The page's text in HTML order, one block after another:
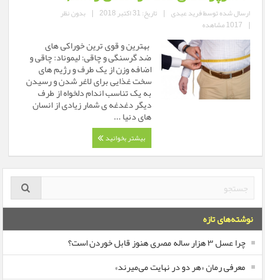
ارسال شده توسطفرید عبدی | تاریخ: 31 اکتبر 2018 | بدون نظر
| 1017 مشاهده
بهترین و قوی ترین خوراکی های
ضد گرسنگی و چاقی: لیموناد: چاقی و
اضافه وزن از یک طرف و رژیم های
سخت غذایی برای لاغر شدن و رسیدن
به یک تناسب اندام دلخواه از طرف
دیگر دغدغه ی شمار زیادی از انسان
های دنیا ...
بیشتر بخوانید
نوشته‌های تازه
چرا عسل ۳ هزار ساله‌ مصری هنوز قابل خوردن است؟
معرفی رمان «هر دو در نهایت می‌میرند»